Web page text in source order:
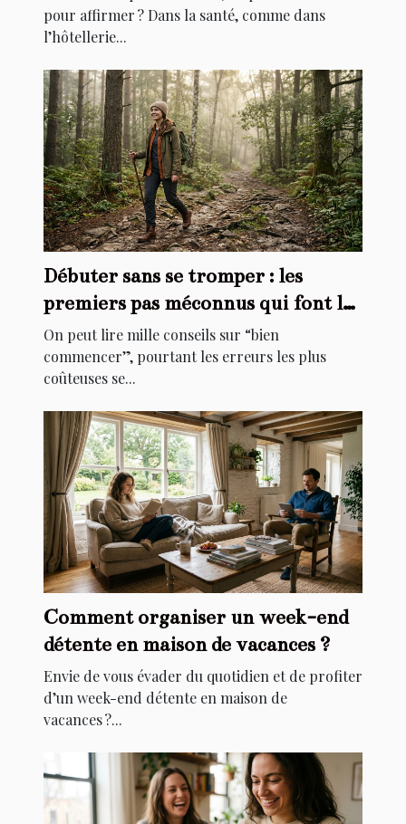
pour affirmer ? Dans la santé, comme dans
l’hôtellerie...
Débuter sans se tromper : les
premiers pas méconnus qui font la
différence
On peut lire mille conseils sur “bien
commencer”, pourtant les erreurs les plus
coûteuses se...
Comment organiser un week-end
détente en maison de vacances ?
Envie de vous évader du quotidien et de profiter
d’un week-end détente en maison de
vacances ?...